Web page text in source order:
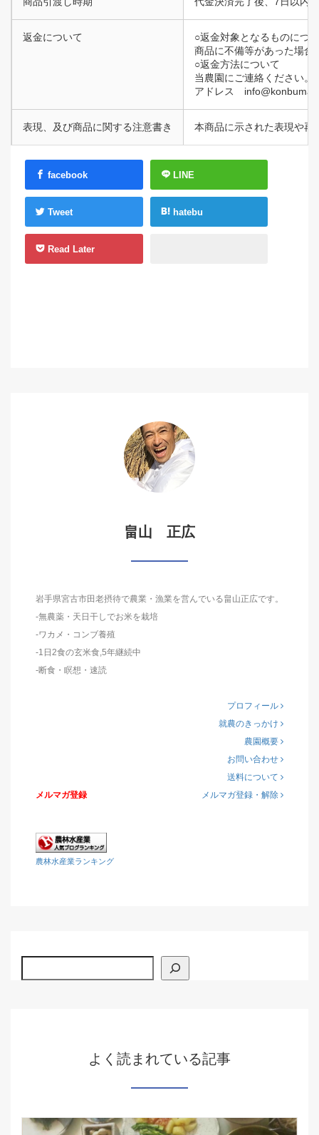
返金について
○返金対象となるものにつ
商品に不備等があった場合
○返金方法について
当農園にご連絡ください。
アドレス
表現、及び商品に関する注意書き 本商品に示された表現や再
facebook LINE
Tweet hatebu
Read Later
畠山 正広
岩手県宮古市田老摂待で農業・漁業を営んでいる畠山正広です。
-無農薬・天日干しでお米を栽培
-ワカメ・コンブ養殖
-1日2食の玄米食,5年継続中
-断食・瞑想・速読
プロフィール
就農のきっかけ
農園概要
お問い合わせ
送料について
メルマガ登録
メルマガ登録・解除
農林水産業ランキング
よく読まれている記事